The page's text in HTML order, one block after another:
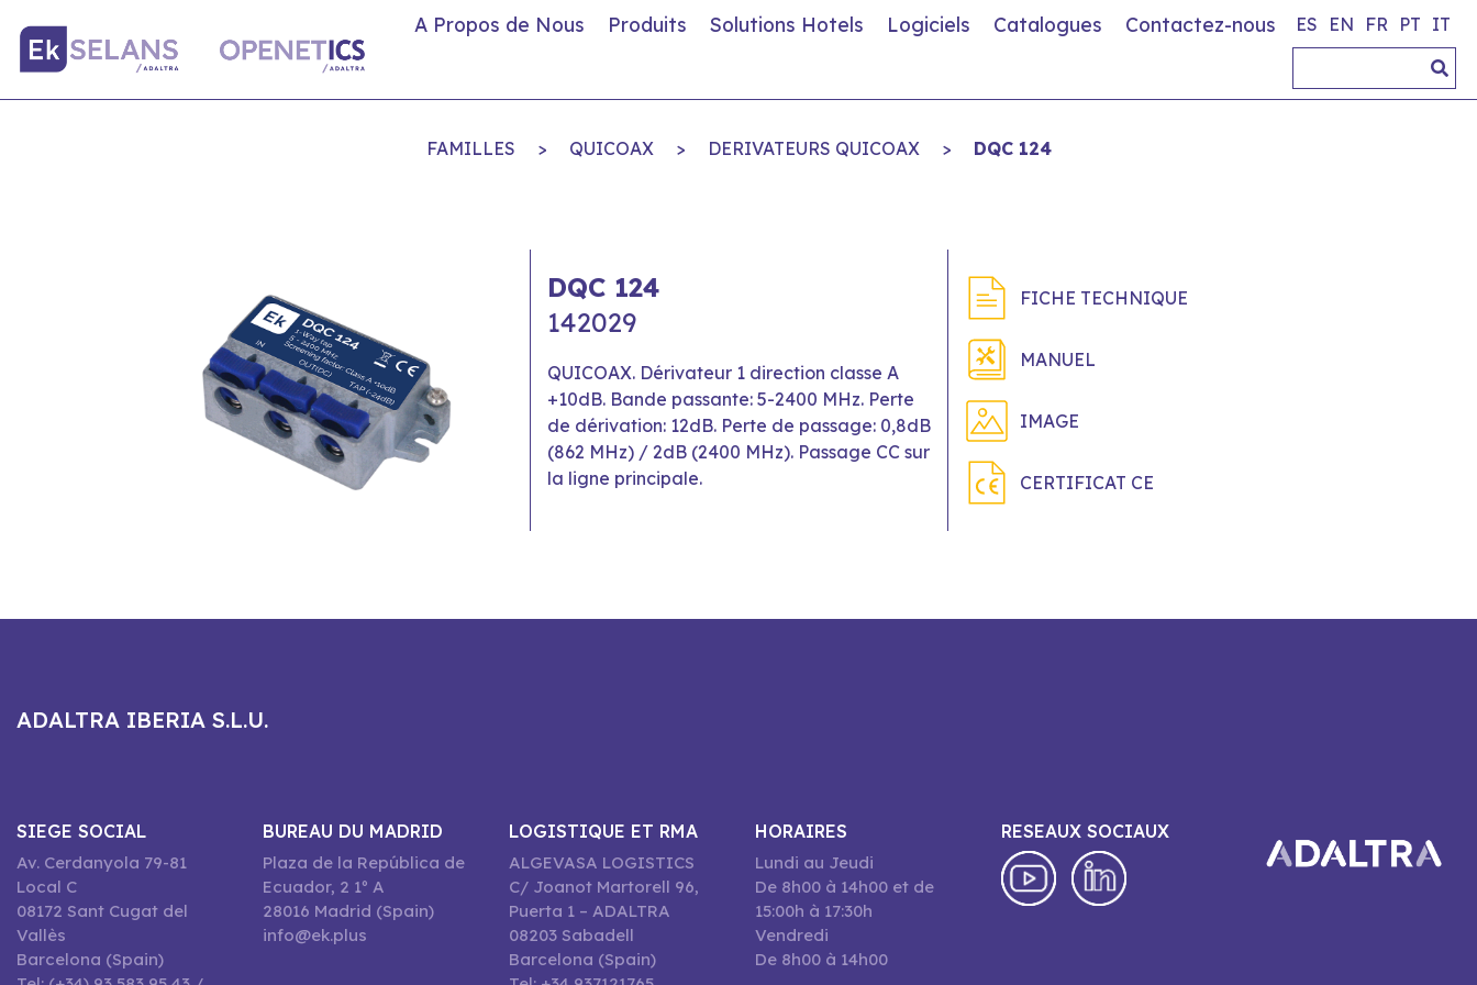
A Propos de Nous Produits Solutions Hotels Logiciels Catalogues Contactez-nous ES EN FR PT IT
FAMILLES > QUICOAX > DERIVATEURS QUICOAX > DQC 124
DQC 124
142029
QUICOAX. Dérivateur 1 direction classe A
+10dB. Bande passante: 5-2400 MHz. Perte
de dérivation: 12dB. Perte de passage: 0,8dB
(862 MHz) / 2dB (2400 MHz). Passage CC sur
la ligne principale.
FICHE TECHNIQUE
MANUEL
IMAGE
CERTIFICAT CE
ADALTRA IBERIA S.L.U.
SIEGE SOCIAL
Av. Cerdanyola 79-81
Local C
08172 Sant Cugat del
Vallès
Barcelona (Spain)
BUREAU DU MADRID
Plaza de la República de
Ecuador, 2 1º A
28016 Madrid (Spain)
info@ek.plus
LOGISTIQUE ET RMA
ALGEVASA LOGISTICS
C/ Joanot Martorell 96,
Puerta 1 – ADALTRA
08203 Sabadell
Barcelona (Spain)
HORAIRES
Lundi au Jeudi
De 8h00 à 14h00 et de
15:00h à 17:30h
Vendredi
De 8h00 à 14h00
RESEAUX SOCIAUX